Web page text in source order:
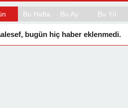
Bu Hafta Bu Ay Bu Yıl
bugün hiç haber eklenmedi.